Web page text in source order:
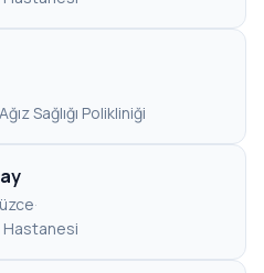
Sağlığı Polikliniği
·
Hastanesi